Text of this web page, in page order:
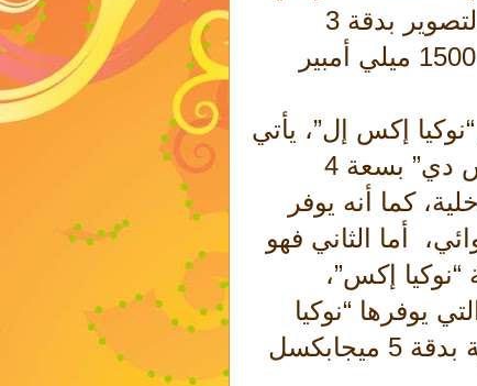
“نوكيا إكس” بكاميرا خلفية قادرة على التصوير بدقة 3
ميجابكسل، بالإضافة إلى بطارية بسعة 1500 ميلي أمبير
إكس إل”، يأتي
الأول مصحوبًا ببطاقة ذاكرة “مايكرو إس دي” بسعة 4
كما أنه يوفر
أما الثاني فهو
دقة “نوكيا إكس”،
يوفرها “نوكيا
إكس بلس”، وهو يتمتع بكاميرتين، خلفية بدقة 5 ميجابكسل